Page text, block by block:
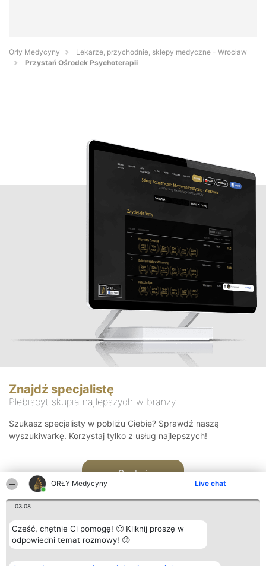
ORŁY Medycyny Live chat
03:08
Cześć, chętnie Ci pomogę! 🙂 Kliknij proszę w
odpowiedni temat rozmowy! 🙂
Orły Medycyny
Lekarze, przychodnie, sklepy medyczne - Wrocław
Przystań Ośrodek Psychoterapii
Znajdź specjalistę
Plebiscyt skupia najlepszych w branży
Szukasz specjalisty w pobliżu Ciebie? Sprawdź naszą
wyszukiwarkę. Korzystaj tylko z usług najlepszych!
Szukaj
Organizator plebiscytu Plebiscyt Kontakt